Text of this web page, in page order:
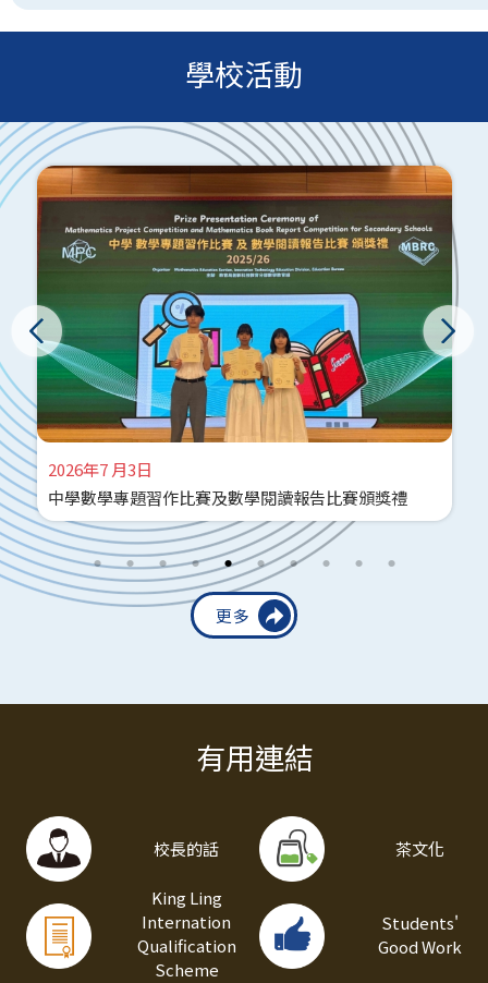
通告 10
通告 9
2026年1 月23日 通告 8
2026年1 月5日 通告 7
2025年11 月28日 通告 6 (修訂版)
2025年11 月5日 通告 5
2025年10 月23日
2025年10 月2日 通告 4
2025年9 月19日 通告 3
家長及學生須知 2025-2026
2025年8 月29日
香港教育大學
嶺南大學
香港都會大學
香港樹仁大學
學校活動
2026年7 月3日
中學數學專題習作比賽及數學閱讀報告比賽頒獎禮
更多
有用連結
校長的話 茶文化
King Ling
Internation
Qualification
Scheme
Students'
Good Work